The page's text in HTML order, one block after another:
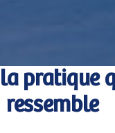
pratique
ressemble